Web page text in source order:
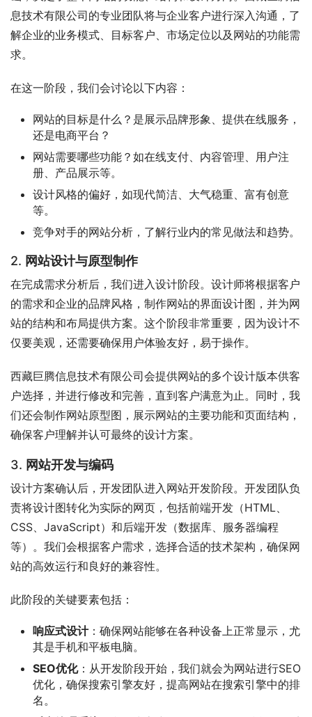
息技术有限公司的专业团队将与企业客户进行深入沟通，了
解企业的业务模式、目标客户、市场定位以及网站的功能需
求。
在这一阶段，我们会讨论以下内容：
网站的目标是什么？是展示品牌形象、提供在线服务，
还是电商平台？
网站需要哪些功能？如在线支付、内容管理、用户注
册、产品展示等。
设计风格的偏好，如现代简洁、大气稳重、富有创意
等。
竞争对手的网站分析，了解行业内的常见做法和趋势。
2. 网站设计与原型制作
在完成需求分析后，我们进入设计阶段。设计师将根据客户
的需求和企业的品牌风格，制作网站的界面设计图，并为网
站的结构和布局提供方案。这个阶段非常重要，因为设计不
仅要美观，还需要确保用户体验友好，易于操作。
西藏巨腾信息技术有限公司会提供网站的多个设计版本供客
户选择，并进行修改和完善，直到客户满意为止。同时，我
们还会制作网站原型图，展示网站的主要功能和页面结构，
确保客户理解并认可最终的设计方案。
3. 网站开发与编码
设计方案确认后，开发团队进入网站开发阶段。开发团队负
责将设计图转化为实际的网页，包括前端开发（HTML、
CSS、JavaScript）和后端开发（数据库、服务器编程
等）。我们会根据客户需求，选择合适的技术架构，确保网
站的高效运行和良好的兼容性。
此阶段的关键要素包括：
响应式设计：确保网站能够在各种设备上正常显示，尤
其是手机和平板电脑。
SEO优化：从开发阶段开始，我们就会为网站进行SEO
优化，确保搜索引擎友好，提高网站在搜索引擎中的排
名。